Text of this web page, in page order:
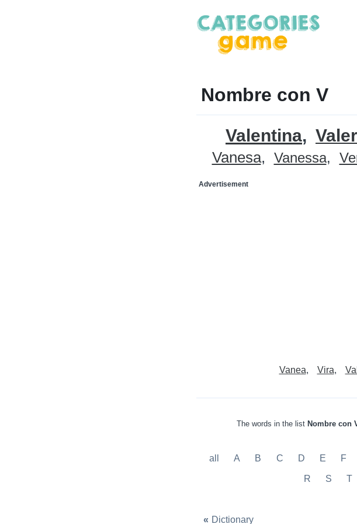
Nombre con V
Valentina
Vanesa Vanessa
Advertisement
Vanea Vira
The words in the list Nombre con
all A B C D E F
R S T
« Dictionary